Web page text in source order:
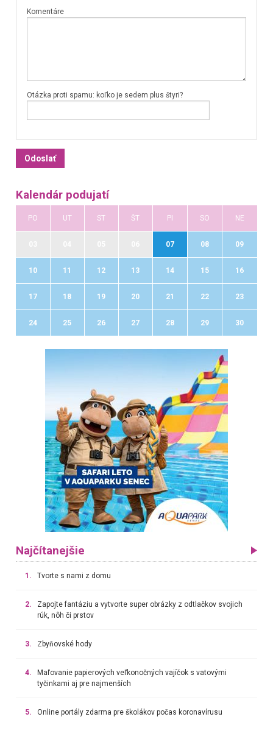
Komentáre
Otázka proti spamu: koľko je sedem plus štyri?
Kalendár podujatí
PO UT ST ŠT PI SO NE
07 08 09
10 11 12 13 14 15 16
17 18 19 20 21 22 23
24 25 26 27 28 29 30
Najčítanejšie
1. Tvorte s nami z domu
2.
Zapojte fantáziu a vytvorte super obrázky z odtlačkov svojich
rúk, nôh či prstov
3. Zbyňovské hody
4.
Maľovanie papierových veľkonočných vajíčok s vatovými
tyčinkami aj pre najmenších
5. Online portály zdarma pre školákov počas koronavírusu